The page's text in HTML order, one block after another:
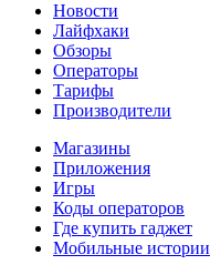
Новости
Лайфхаки
Обзоры
Операторы
Тарифы
Производители
Магазины
Приложения
Игры
Коды операторов
Где купить гаджет
Мобильные истории